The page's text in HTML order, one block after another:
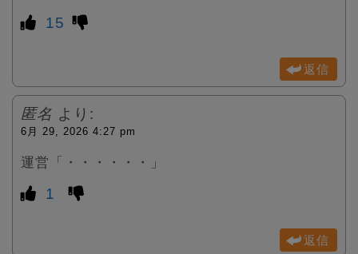
15
返信
匿名 より:
6月 29, 2026 4:27 pm
運営「・・・・・・」
1
返信